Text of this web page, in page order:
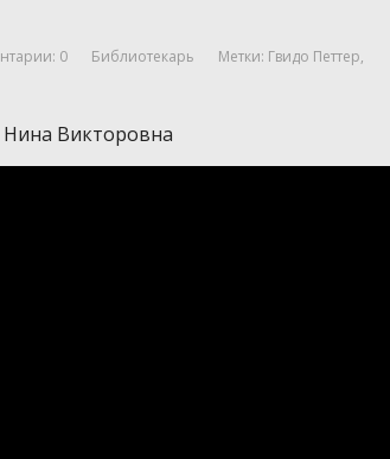
0 Библиотекарь Метки: Гвидо Петтер,
Нина Викторовна